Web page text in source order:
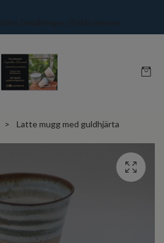
Latte mugg med guldhjärta